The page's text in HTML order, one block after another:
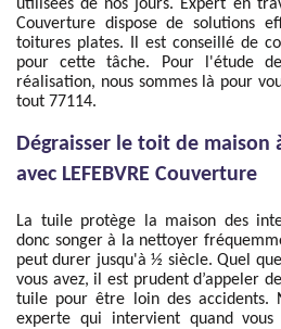
utilisées de nos jours. Expert en
Couverture dispose de solutions
toitures plates. Il est conseillé de
pour cette tâche. Pour l'étude
réalisation, nous sommes là pour
tout 77114.
Dégraisser le toit de maison
avec LEFEBVRE Couverture
La tuile protège la maison des
donc songer à la nettoyer
peut durer jusqu'à ½ siècle. Quel
vous avez, il est prudent d’appeler
tuile pour être loin des accidents.
experte qui intervient quand vous